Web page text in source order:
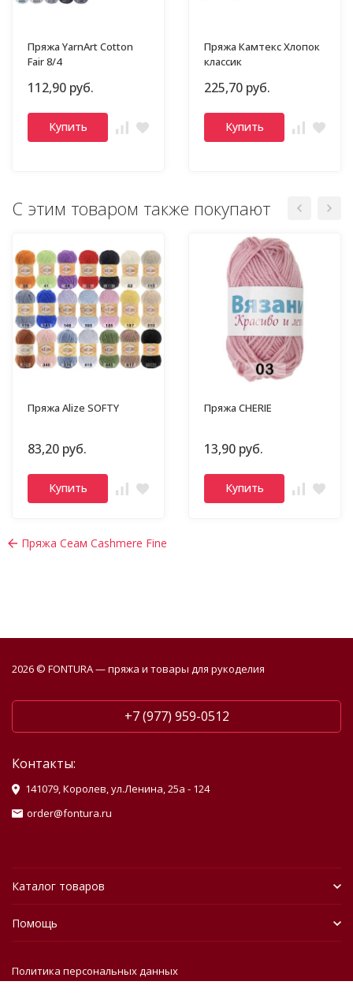
Пряжа YarnArt Cotton
Fair 8/4
112,90 руб.
Купить
Пряжа Камтекс Хлопок
классик
225,70 руб.
Купить
С этим товаром также покупают
Пряжа Alize SOFTY
83,20 руб.
Купить
Пряжа CHERIE
13,90 руб.
Купить
Пряжа Сеам Cashmere Fine
2026 © FONTURA — пряжа и товары для рукоделия
+7 (977) 959-0512
Контакты:
141079, Королев, ул.Ленина, 25а - 124
order@fontura.ru
Каталог товаров
Помощь
Политика персональных данных